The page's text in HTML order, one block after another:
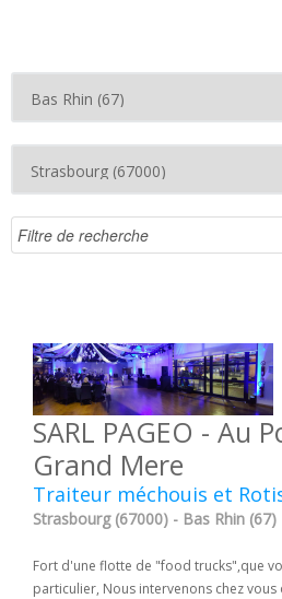
SARL PAGEO - Au
Grand Mere
Traiteur méchouis et
Strasbourg (67000) - Bas Rhin (67)
Fort d'une flotte de "food trucks",que
particulier, Nous intervenons chez